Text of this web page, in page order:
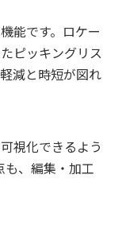
能です。ロケー
ピッキングリス
減と時短が図れ
視化できるよう
も、編集・加工